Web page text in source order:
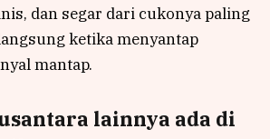
dan segar dari cukonya paling
ketika menyantap
mantap.
lainnya ada di